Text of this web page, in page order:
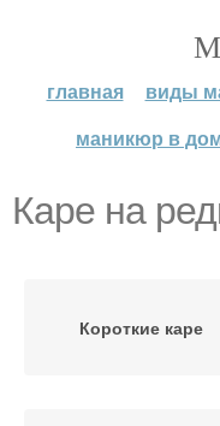
главная виды
маникюр в
Каре на
Короткие каре